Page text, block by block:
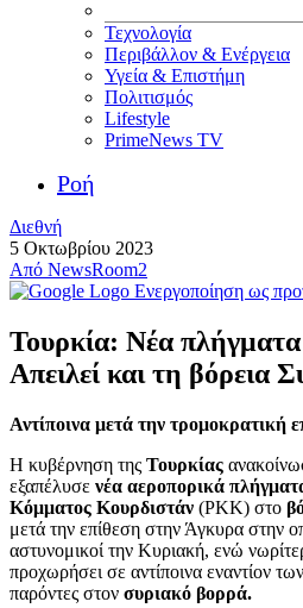
Τεχνολογία
Περιβάλλον & Ενέργεια
Υγεία & Επιστήμη
Πολιτισμός
Lifestyle
PrimeNews TV
Ροή
Διεθνή
5 Οκτωβρίου 2023
Από NewsRoom2
Ενεργοποίηση ως
Τουρκία: Νέα
Απειλεί και τη βόρεια
Αντίποινα μετά την τρομοκρατική
Η κυβέρνηση της Τουρκίας
εξαπέλυσε νέα αεροπορικά
Κόμματος Κουρδιστάν (PKK) στο
μετά την επίθεση στην Άγκυρα στην
αστυνομικοί την Κυριακή, ενώ
προχωρήσει σε αντίποινα εναντίον
παρόντες στον συριακό βορρά.